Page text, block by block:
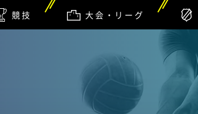
競技 大会・リーグ